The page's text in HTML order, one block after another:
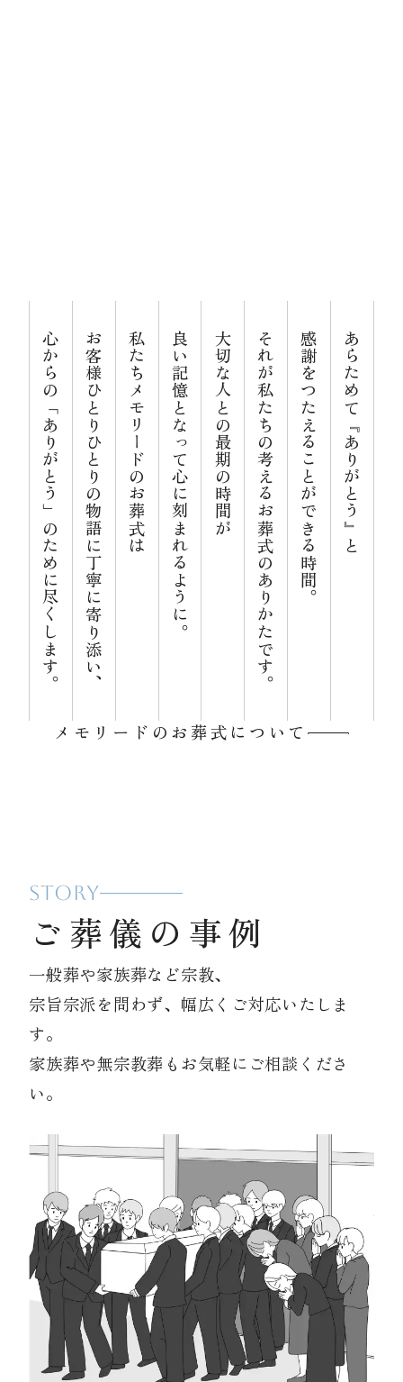
施設案内
お知らせ
資料請求
お見積もり
お問合わせ
あらためて『ありがとう』と
感謝をつたえることができる時間。
それが私たちの考えるお葬式のありかたです。
大切な人との最期の時間が
良い記憶となって心に刻まれるように。
私たちメモリードのお葬式は
お客様ひとりひとりの物語に丁寧に寄り添い、
心からの「ありがとう」のために尽くします。
メモリードのお葬式について
STORY
ご葬儀の事例
一般葬や家族葬など宗教、
宗旨宗派を問わず、幅広くご対応いたしま
す。
家族葬や無宗教葬もお気軽にご相談くださ
い。